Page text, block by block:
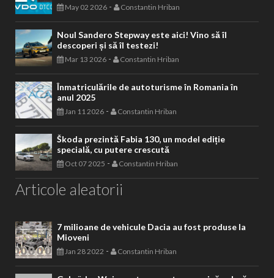
May 02 2026 - Constantin Hriban
Noul Sandero Stepway este aici! Vino să îl
descoperi și să îl testezi!
Mar 13 2026 - Constantin Hriban
Înmatriculările de autoturisme în Romania în
anul 2025
Jan 11 2026 - Constantin Hriban
Škoda prezintă Fabia 130, un model ediție
specială, cu putere crescută
Oct 07 2025 - Constantin Hriban
Articole aleatorii
7 milioane de vehicule Dacia au fost produse la
Mioveni
Jan 28 2022 - Constantin Hriban